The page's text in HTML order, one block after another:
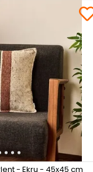
- Ekru - 45x45 cm